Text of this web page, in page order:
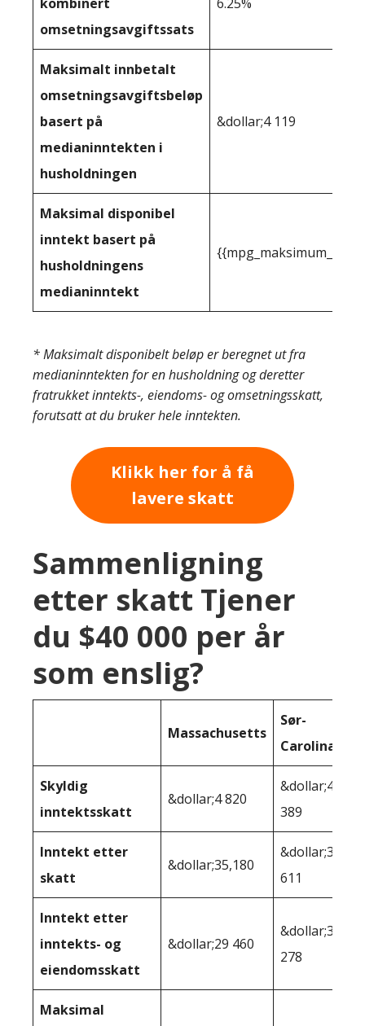
omsetningsavgiftssats
Maksimalt innbetalt
omsetningsavgiftsbeløp
basert på
medianinntekten i
husholdningen
&dollar;4 119
Maksimal disponibel
inntekt basert på
husholdningens
medianinntekt
* Maksimalt disponibelt beløp er beregnet ut fra
medianinntekten for en husholdning og deretter
fratrukket inntekts-, eiendoms- og omsetningsskatt,
forutsatt at du bruker hele inntekten.
Klikk her for å få
lavere skatt
Sammenligning
etter skatt Tjener
du $40 000 per år
som enslig?
Massachusetts
Sør-
Carolina
Skyldig
inntektsskatt
&dollar;4 820
&dollar;4
389
Inntekt etter
skatt
&dollar;35,180
&dollar;35
611
Inntekt etter
inntekts- og
eiendomsskatt
&dollar;29 460
&dollar;34
278
Maksimal